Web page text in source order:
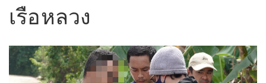
เรือหลวง